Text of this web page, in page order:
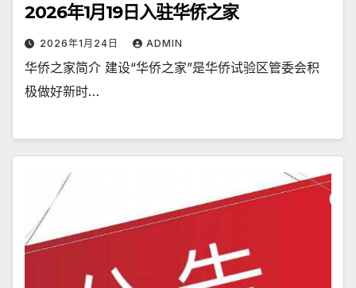
2026年1月19日入驻华侨之家
2026年1月24日 ADMIN
华侨之家简介 建设“华侨之家”是华侨试验区管委会积
极做好新时…